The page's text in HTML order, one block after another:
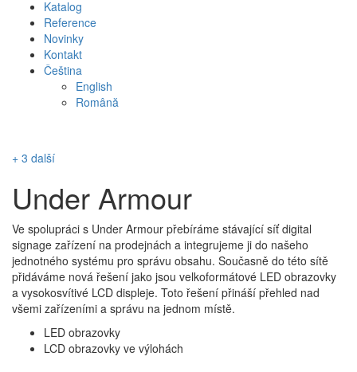
Katalog
Reference
Novinky
Kontakt
Čeština
English
Română
+ 3 další
Under Armour
Ve spolupráci s Under Armour přebíráme stávající síť digital
signage zařízení na prodejnách a integrujeme ji do našeho
jednotného systému pro správu obsahu. Současně do této sítě
přidáváme nová řešení jako jsou velkoformátové LED obrazovky
a vysokosvítivé LCD displeje. Toto řešení přináší přehled nad
všemi zařízeními a správu na jednom místě.
LED obrazovky
LCD obrazovky ve výlohách